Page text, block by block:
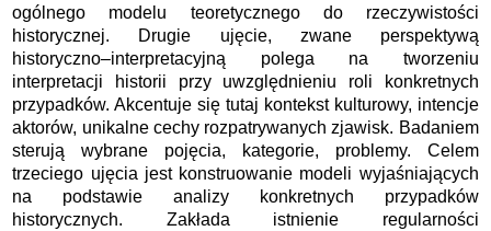
ogólnego modelu teoretycznego do rzeczywistości
historycznej. Drugie ujęcie, zwane perspektywą
historyczno–interpretacyjną polega na tworzeniu
interpretacji historii przy uwzględnieniu roli konkretnych
przypadków. Akcentuje się tutaj kontekst kulturowy, intencje
aktorów, unikalne cechy rozpatrywanych zjawisk. Badaniem
sterują wybrane pojęcia, kategorie, problemy. Celem
trzeciego ujęcia jest konstruowanie modeli wyjaśniających
na podstawie analizy konkretnych przypadków
historycznych. Zakłada istnienie regularności